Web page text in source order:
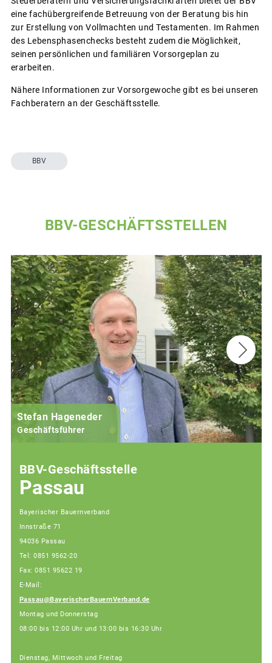
eine fachübergreifende Betreuung von der Beratung bis hin
zur Erstellung von Vollmachten und Testamenten. Im Rahmen
des Lebensphasenchecks besteht zudem die Möglichkeit,
seinen persönlichen und familiären Vorsorgeplan zu
erarbeiten.
Nähere Informationen zur Vorsorgewoche gibt es bei unseren
Fachberatern an der Geschäftsstelle.
BBV
BBV-GESCHÄFTSSTELLEN
Stefan Hageneder
Geschäftsführer
BBV-Geschäftsstelle
Passau
Bayerischer Bauernverband
Innstraße 71
94036 Passau
Tel: 0851 9562-20
Fax: 0851 95622 19
E-Mail:
Passau@BayerischerBauernVerband.de
Montag und Donnerstag
08:00 bis 12:00 Uhr und 13:00 bis 16:30 Uhr
Dienstag, Mittwoch und Freitag